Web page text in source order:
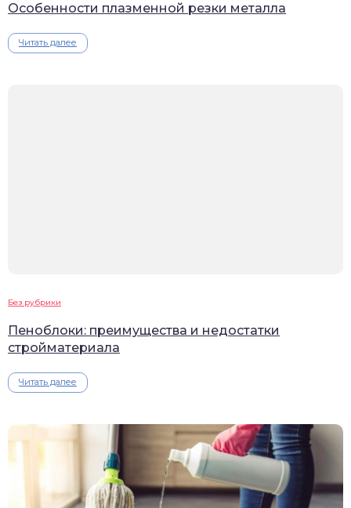
Особенности плазменной резки металла
Читать далее
Без рубрики
Пеноблоки: преимущества и недостатки
стройматериала
Читать далее